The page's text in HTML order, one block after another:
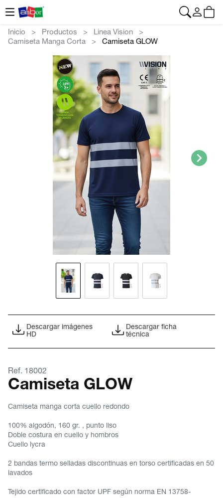
Inicio Productos
Linea Vision
Camiseta Manga Corta
Camiseta GLOW
>
Descargar imágenes
HD
Descargar ficha
técnica
Ref. 18002
Camiseta GLOW
Camiseta manga corta cuello redondo
100% algodón, 160 gr. , punto liso
Doble costura en cuello y hombros
Cuello lycra
2 bandas termo selladas discontinuas en torso certificadas en 50
lavados
Tejido certificado con factor UPF según norma EN 13758-